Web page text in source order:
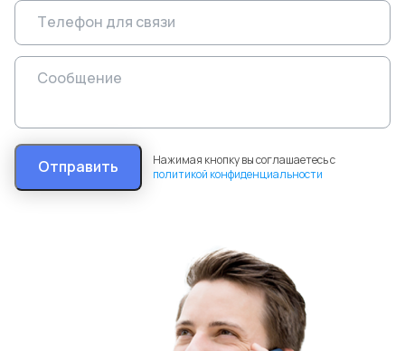
Отправить
Нажимая кнопку вы соглашаетесь с
политикой конфиденциальности